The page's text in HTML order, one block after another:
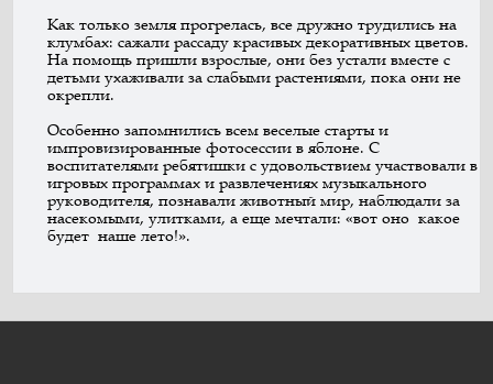
Как только земля прогрелась, все дружно трудились на
клумбах: сажали рассаду красивых декоративных цветов.
На помощь пришли взрослые, они без устали вместе с
детьми ухаживали за слабыми растениями, пока они не
окрепли.
Особенно запомнились всем веселые старты и
импровизированные фотосессии в яблоне. С
воспитателями ребятишки с удовольствием участвовали в
игровых программах и развлечениях музыкального
руководителя, познавали животный мир, наблюдали за
насекомыми, улитками, а еще мечтали: «вот оно какое
будет наше лето!».